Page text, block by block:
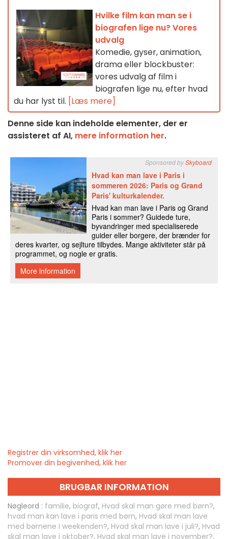
Hvilke film kan man se i
biografen lige nu? Vores
udvalg
Komedie, gyser, animation,
drama eller blockbuster:
vores udvalg af film i
biografen lige nu, efter hvad
du har lyst til. [Læs mere]
Denne side kan indeholde elementer, der er
assisteret af AI, mere information her.
Registrer din virksomhed, klik her
Promover din begivenhed, klik her
BRUGBAR INFORMATION
Nøgleord : familie, biograf, Hvad skal man gøre med børn?,
hvad man kan lave i paris med børn, Hvad skal man lave
med børnene i weekenden?, Hvad skal man lave i juli?, Hvad
skal man lave i oktober?, Hvad skal man lave i november?,